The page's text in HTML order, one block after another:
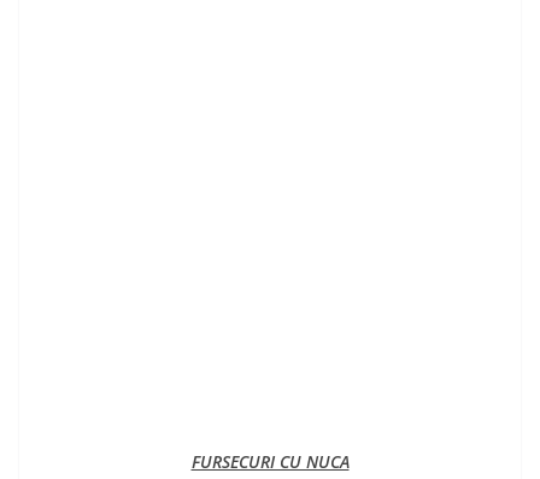
FURSECURI CU NUCA